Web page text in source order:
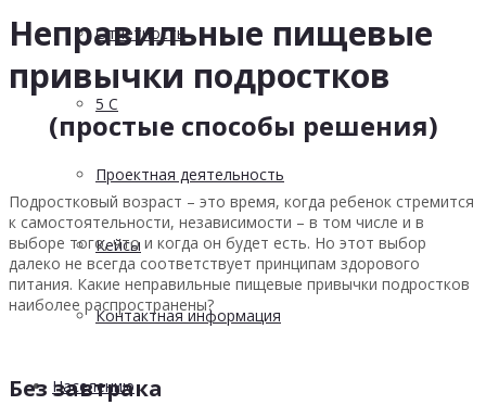
Отчетность
5 С
Проектная деятельность
Кейсы
Контактная информация
Населению
Неправильные пищевые
привычки подростков
(простые способы решения)
Подростковый возраст – это время, когда ребенок стремится
к самостоятельности, независимости – в том числе и в
выборе того, что и когда он будет есть. Но этот выбор
далеко не всегда соответствует принципам здорового
питания. Какие неправильные пищевые привычки подростков
наиболее распространены?
Без завтрака